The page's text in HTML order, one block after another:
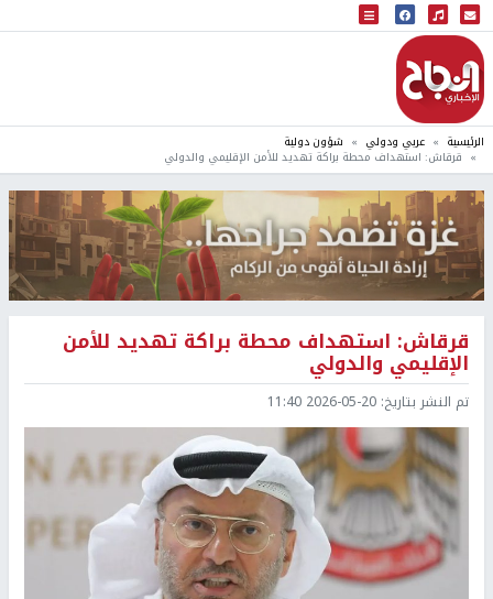
البث المباشر
إذاعة النجاح
الرئيسية عربي ودولي شؤون دولية
قرقاش: استهداف محطة براكة تهديد للأمن الإقليمي والدولي
قرقاش: استهداف محطة براكة تهديد للأمن
الإقليمي والدولي
تم النشر بتاريخ: 2026-05-20 11:40